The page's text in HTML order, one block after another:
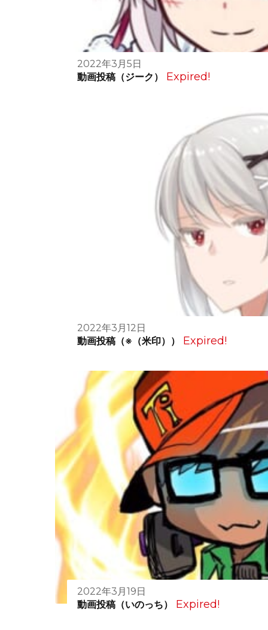
2022年3月5日
動画投稿（ジーク）
Expired!
2022年3月12日
動画投稿（※（米印））
Expired!
2022年3月19日
動画投稿（いのっち）
Expired!